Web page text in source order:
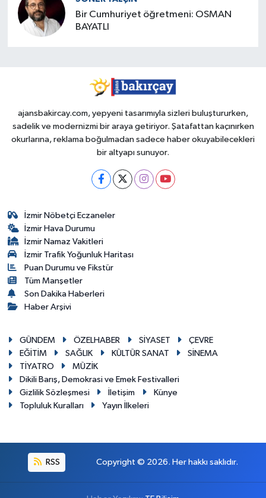
Bir Cumhuriyet öğretmeni: OSMAN
BAYATLI
ajansbakircay.com, yepyeni tasarımıyla sizleri buluştururken,
sadelik ve modernizmi bir araya getiriyor. Şatafattan kaçınırken
okurlarına, reklama boğulmadan sadece haber okuyabilecekleri
bir altyapı sunuyor.
İzmir Nöbetçi Eczaneler
İzmir Hava Durumu
İzmir Namaz Vakitleri
İzmir Trafik Yoğunluk Haritası
Puan Durumu ve Fikstür
Tüm Manşetler
Son Dakika Haberleri
Haber Arşivi
GÜNDEM ÖZELHABER SİYASET
ÇEVRE
EĞİTİM
SAĞLIK KÜLTÜR SANAT
SİNEMA
TİYATRO
MÜZİK
Dikili Barış, Demokrasi ve Emek Festivalleri
Gizlilik Sözleşmesi
İletişim
Künye
Topluluk Kuralları
Yayın İlkeleri
RSS Copyright © 2026. Her hakkı saklıdır.